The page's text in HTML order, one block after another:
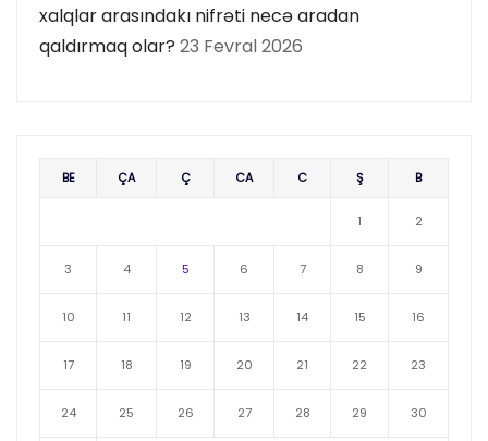
xalqlar arasındakı nifrəti necə aradan
qaldırmaq olar? 23 Fevral 2026
BE ÇA Ç CA C Ş B
1 2
3 4 5 6 7 8 9
10 11 12 13 14 15 16
17 18 19 20 21 22 23
24 25 26 27 28 29 30